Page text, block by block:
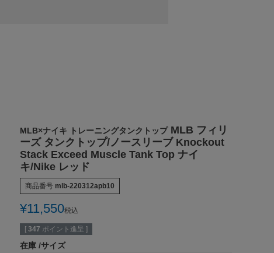
MLB×ナイキ トレーニングタンクトップ MLB フィリ
ーズ タンクトップ/ノースリーブ Knockout
Stack Exceed Muscle Tank Top ナイ
キ/Nike レッド
商品番号 mlb-220312apb10
¥11,550税込
[ 347 ポイント進呈 ]
在庫 サイズ